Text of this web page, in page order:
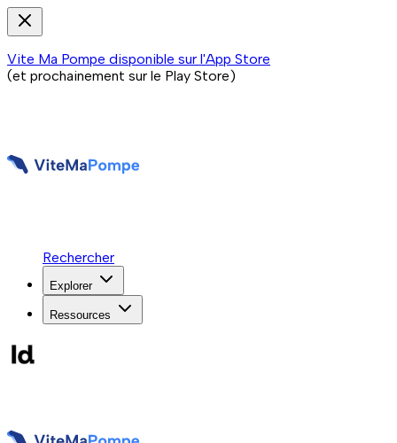
Vite Ma Pompe disponible sur l'App Store
(et prochainement sur le Play Store)
Rechercher
Explorer
Ressources